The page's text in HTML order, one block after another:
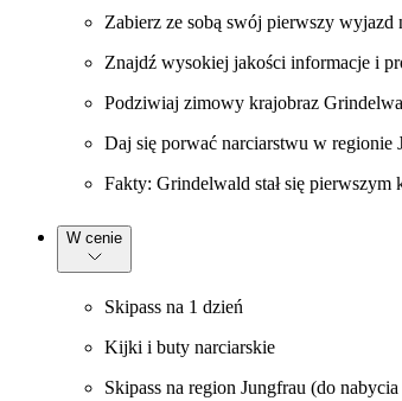
Zabierz ze sobą swój pierwszy
Znajdź wysokiej jakości informacje i
Podziwiaj zimowy krajobraz
Daj się porwać narciarstwu w regionie
Fakty: Grindelwald stał się
W cenie
Skipass na 1 dzień
Kijki i buty narciarskie
Skipass na region Jungfrau (do